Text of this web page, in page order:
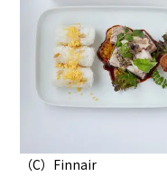
（C）Finnair